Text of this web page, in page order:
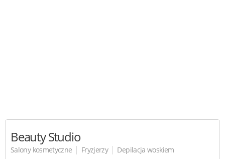
Beauty Studio
Salony kosmetyczne | Fryzjerzy | Depilacja woskiem